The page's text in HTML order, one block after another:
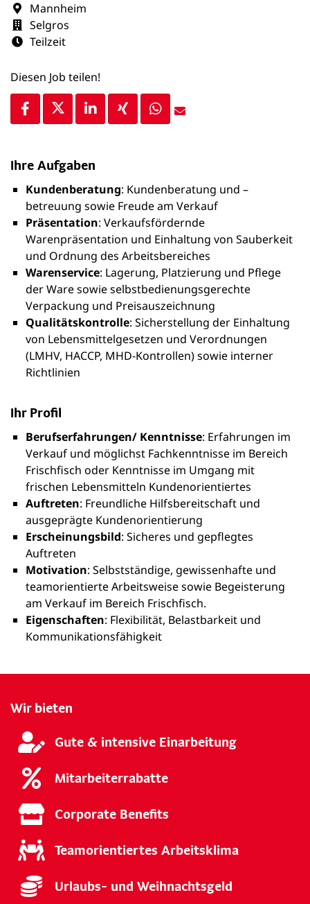
Mannheim
Selgros
Teilzeit
Diesen Job teilen!
Ihre Aufgaben
Kundenberatung: Kundenberatung und –
betreuung sowie Freude am Verkauf
Präsentation: Verkaufsfördernde
Warenpräsentation und Einhaltung von Sauberkeit
und Ordnung des Arbeitsbereiches
Warenservice: Lagerung, Platzierung und Pflege
der Ware sowie selbstbedienungsgerechte
Verpackung und Preisauszeichnung
Qualitätskontrolle: Sicherstellung der Einhaltung
von Lebensmittelgesetzen und Verordnungen
(LMHV, HACCP, MHD-Kontrollen) sowie interner
Richtlinien
Ihr Profil
Berufserfahrungen/ Kenntnisse: Erfahrungen im
Verkauf und möglichst Fachkenntnisse im Bereich
Frischfisch oder Kenntnisse im Umgang mit
frischen Lebensmitteln Kundenorientiertes
Auftreten: Freundliche Hilfsbereitschaft und
ausgeprägte Kundenorientierung
Erscheinungsbild: Sicheres und gepflegtes
Auftreten
Motivation: Selbstständige, gewissenhafte und
teamorientierte Arbeitsweise sowie Begeisterung
am Verkauf im Bereich Frischfisch.
Eigenschaften: Flexibilität, Belastbarkeit und
Kommunikationsfähigkeit
Wir bieten
Gute & intensive Einarbeitung
Mitarbeiterrabatte
Corporate Benefits
Teamorientiertes Arbeitsklima
Urlaubs- und Weihnachtsgeld